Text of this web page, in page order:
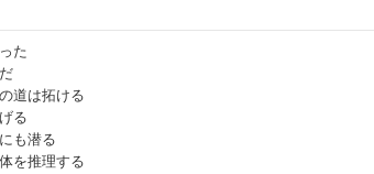
た
道は拓ける
る
も潜る
を推理する